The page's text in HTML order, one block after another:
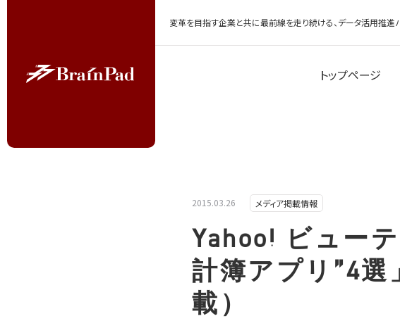
変革を目指す企業と共に最前線を走り続ける、データ活用推進
トップページ
2015.03.26 メディア掲載情報
Yahoo! ビュー
計簿アプリ”4選
載）